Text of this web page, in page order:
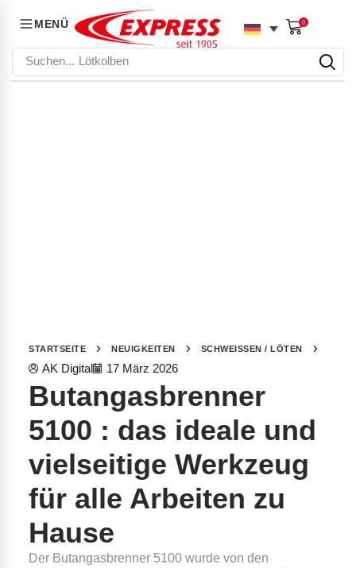
MENÜ 0
Suchen... Lötkolben
STARTSEITE NEUIGKEITEN SCHWEISSEN / LÖTEN
AK Digital 17 März 2026
Butangasbrenner
5100 : das ideale und
vielseitige Werkzeug
für alle Arbeiten zu
Hause
Der Butangasbrenner 5100 wurde von den